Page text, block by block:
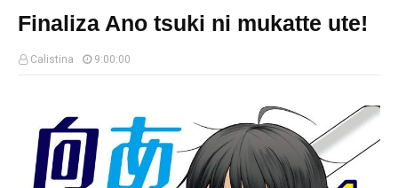
Finaliza Ano tsuki ni mukatte ute!
Calistina 9:00:00